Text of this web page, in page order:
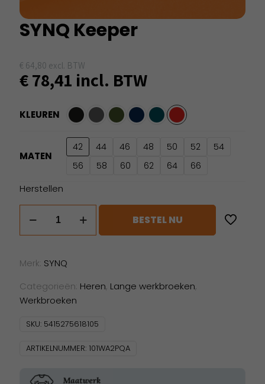
SYNQ Keeper
€ 64,80 excl. BTW
€78,41 incl. BTW
KLEUREN
MATEN
42 44 46 48 50 52
54
56
58 60 62 64 66
Herstellen
aantal
BESTEL NU
Merk: SYNQ
Categorieën: Heren, Lange werkbroeken,
Werkbroeken
SKU: 5415275618105
ARTIKELNUMMER: 101WA2PQA